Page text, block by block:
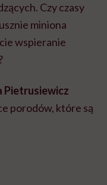
Czy czasy
miniona
wspieranie
Pietrusiewicz
porodów, które są